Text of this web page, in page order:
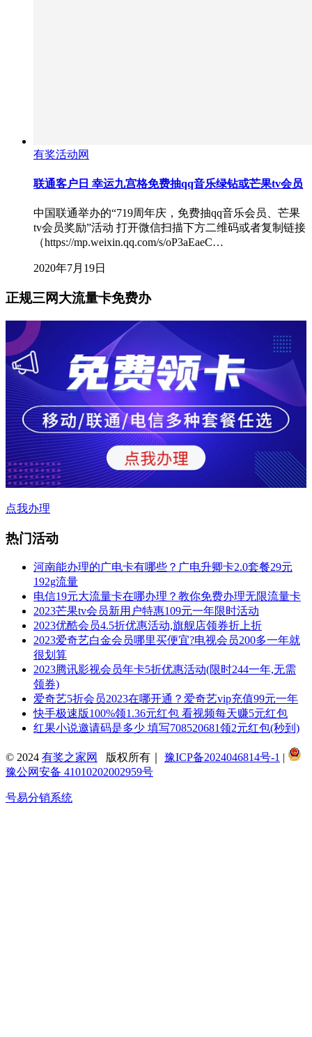
有奖活动网
联通客户日 幸运九宫格免费抽qq音乐绿钻或芒果tv会员
中国联通举办的“719周年庆，免费抽qq音乐会员、芒果
tv会员奖励”活动 打开微信扫描下方二维码或者复制链接
（https://mp.weixin.qq.com/s/oP3aEaeC…
2020年7月19日
正规三网大流量卡免费办
点我办理
热门活动
河南能办理的广电卡有哪些？广电升卿卡2.0套餐29元
192g流量
电信19元大流量卡在哪办理？教你免费办理无限流量卡
2023芒果tv会员新用户特惠109元一年限时活动
2023优酷会员4.5折优惠活动,旗舰店领券折上折
2023爱奇艺白金会员哪里买便宜?电视会员200多一年就
很划算
2023腾讯影视会员年卡5折优惠活动(限时244一年,无需
领券)
爱奇艺5折会员2023在哪开通？爱奇艺vip充值99元一年
快手极速版100%领1.36元红包 看视频每天赚5元红包
红果小说邀请码是多少 填写708520681领2元红包(秒到)
© 2024 有奖之家网 版权所有｜ 豫ICP备2024046814号-1 |
豫公网安备 41010202002959号
号易分销系统